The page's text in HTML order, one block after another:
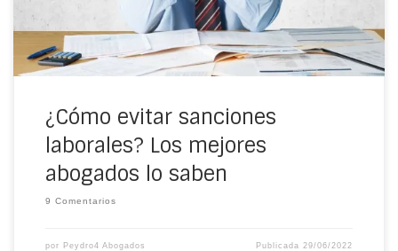
¿Cómo evitar sanciones
laborales? Los mejores
abogados lo saben
9 Comentarios
por Peydro4 Abogados Publicada 29/06/2022